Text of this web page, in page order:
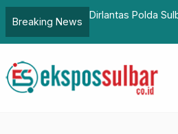
Breaking News
P2KBP3A